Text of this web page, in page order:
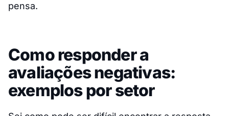
pensa.
Como responder a
avaliações negativas:
exemplos por setor